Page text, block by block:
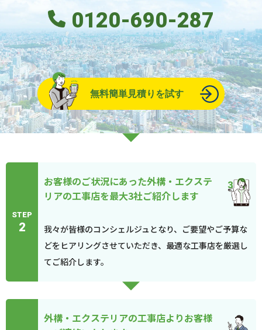
0120-690-287
無料簡単見積りを試す
STEP
2
お客様のご状況にあった外構・エクステ
リアの工事店を最大3社ご紹介します
我々が皆様のコンシェルジュとなり、ご要望やご予算な
どをヒアリングさせていただき、最適な工事店を厳選し
てご紹介します。
外構・エクステリアの工事店よりお客様